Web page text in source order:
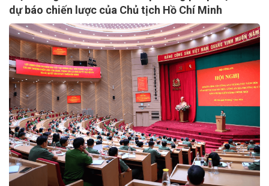
dự báo chiến lược của Chủ tịch Hồ Chí Minh